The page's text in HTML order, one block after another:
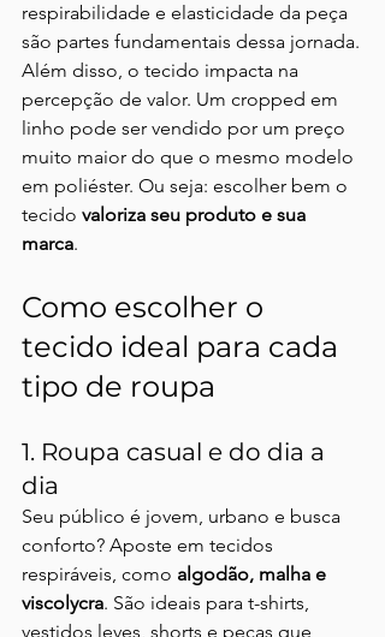
respirabilidade e elasticidade da peça
são partes fundamentais dessa jornada.
Além disso, o tecido impacta na
percepção de valor. Um cropped em
linho pode ser vendido por um preço
muito maior do que o mesmo modelo
em poliéster. Ou seja: escolher bem o
tecido valoriza seu produto e sua
marca.
Como escolher o
tecido ideal para cada
tipo de roupa
1. Roupa casual e do dia a
dia
Seu público é jovem, urbano e busca
conforto? Aposte em tecidos
respiráveis, como algodão, malha e
viscolycra. São ideais para t-shirts,
vestidos leves, shorts e peças que